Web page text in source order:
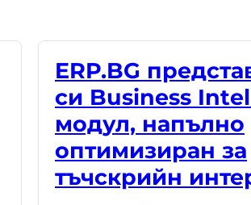
ERP.BG
си Business
модул, напълно
оптимизиран за
тъчскрийн